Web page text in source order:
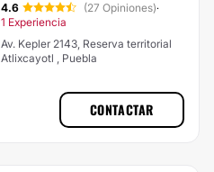
4.6 (27 Opiniones)·
1 Experiencia
Av. Kepler 2143, Reserva territorial
Atlixcayotl , Puebla
CONTACTAR